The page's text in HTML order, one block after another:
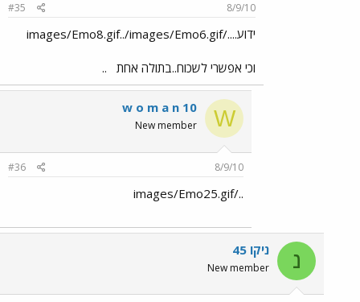
8/9/10
#35
ידוע..../images/Emo8.gif../images/Emo6.gif
וכי אפשרי לשכוח..בתולה אחת ..
W
w o m a n 10
New member
8/9/10
#36
../images/Emo25.gif
נ ניקו 45
New member